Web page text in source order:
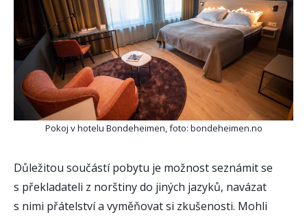
Pokoj v hotelu Bondeheimen, foto: bondeheimen.no
Důležitou součástí pobytu je možnost seznámit se
s překladateli z norštiny do jiných jazyků, navázat
s nimi přátelství a vyměňovat si zkušenosti. Mohli